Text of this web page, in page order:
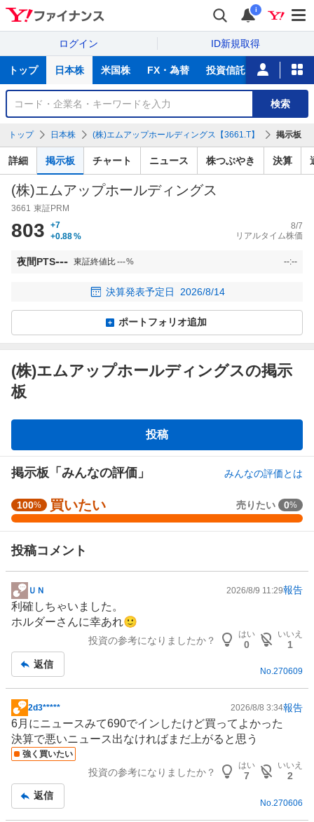
i
ログイン ID新規取得
サ
トップ 日本株 米国株 FX・為替 投資信託 ニュース
銘
検
索
検索
トップ 日本株 (株)エムアップホールディングス【3661.T】 掲示板
詳細 掲示板 チャート ニュース 株つぶやき 決算
(株)エムアップホールディングス
3661 東証PRM
803
+7
+0.88%
8/7
リアルタイム株価
夜間PTS--- 東証終値比---% --:--
決算発表予定日 2026/8/14
ポートフォリオ追加
(株)エムアップホールディングスの掲示
板
板
投稿
掲示板「みんなの評価」 みんなの評価とは
強
く
い
い
1
0
0
買
い
た
い
0
%
様
子
100% 買いたい 売りたい 0%
投稿コメント
掲
示
板
ＵＮ 2026/8/9 11:29報告
利確しちゃいました。
ホルダーさんに幸あれ🙂
投資の参考になりましたか？
はい
0
いいえ
1
返信
No.270609
掲
示
板
記
2d3***** 2026/8/8 3:34報告
6月にニュースみて690でインしたけど買ってよかった
決算で悪いニュース出なければまだ上がると思う
強く買いたい
投資の参考になりましたか？
はい
7
いいえ
2
返信
No. 270606